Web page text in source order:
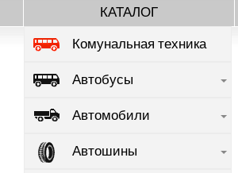
КАТАЛОГ
Комунальная техника
Автобусы
Автомобили
Автошины